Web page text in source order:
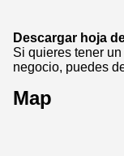
Descargar hoja
Si quieres tener
negocio, puedes
Map